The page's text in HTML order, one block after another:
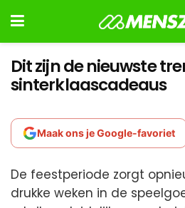
Dit zijn de nieuwste
sinterklaascadeaus
Maak ons je Google-favoriet
De feestperiode zorgt
drukke weken in de